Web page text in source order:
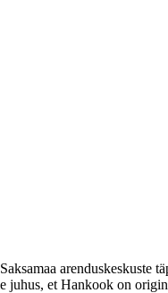
arenduskeskuste
et Hankook on